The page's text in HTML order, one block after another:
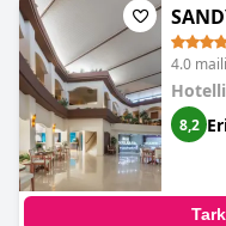
4.0
Hotelli
8,2